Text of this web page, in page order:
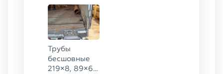
Трубы
бесшовные
219×8, 89×6,